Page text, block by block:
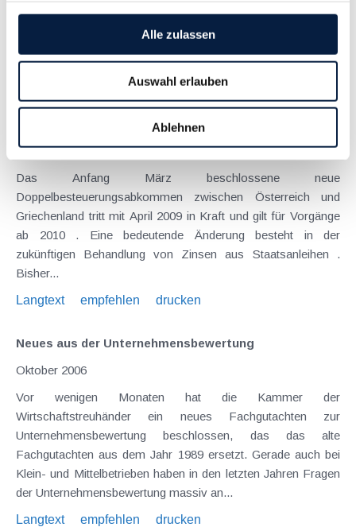
Alle zulassen
Auswahl erlauben
Ablehnen
und Nachteile für den...
drucken
Änderungen im DBA zwischen Österreich und
Griechenland – Besteuerung von Zinsen aus
griechischen Staatsanleihen
April 2009
Das Anfang März beschlossene neue
Doppelbesteuerungsabkommen zwischen Österreich und
Griechenland tritt mit April 2009 in Kraft und gilt für Vorgänge
ab 2010 . Eine bedeutende Änderung besteht in der
zukünftigen Behandlung von Zinsen aus Staatsanleihen .
Bisher...
Langtext
empfehlen drucken
Neues aus der Unternehmensbewertung
Oktober 2006
Vor wenigen Monaten hat die Kammer der
Wirtschaftstreuhänder ein neues Fachgutachten zur
Unternehmensbewertung beschlossen, das das alte
Fachgutachten aus dem Jahr 1989 ersetzt. Gerade auch bei
Klein- und Mittelbetrieben haben in den letzten Jahren Fragen
der Unternehmensbewertung massiv an...
Langtext
empfehlen drucken